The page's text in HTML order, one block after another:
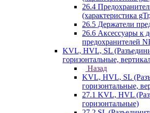
26.4
(характеристика
26.5 Держатели
26.6 Аксессуары к
предохранителей
KVL, HVL, SL
горизонтальные,
Назад
KVL, HVL, SL
горизонтальные,
27.1 KVL, HVL
горизонтальные)